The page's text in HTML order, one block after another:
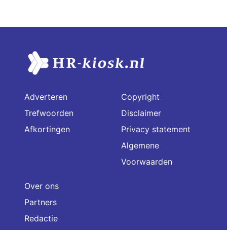
Adverteren
Trefwoorden
Afkortingen
Copyright
Disclaimer
Privacy statement
Algemene
Voorwaarden
Over ons
Partners
Redactie